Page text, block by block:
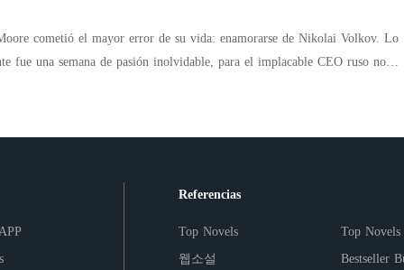
alto: su propio orgullo.
vuelve solo por el control del consorcio, sino dispuesto a reclamar el
descuidado. Aprovechando un viaje imprevisto del CEO a Fráncfort,
que derriba la última pizca de resistencia moral de Alana,
hijo que crece en su vientre puede ser el heredero legítimo de su esposo...
cometió el mayor error de su vida: enamorarse de Nikolai Volkov. Lo
fue una semana de pasión inolvidable, para el implacable CEO ruso no
local, su mundo de hielo se resquebraja al cruzarse con una niña de cuatro
niña con su misma mirada desafiante y sus inconfundibles ojos azul hielo.
le ocultó a su heredera por puro egoísmo, Nikolai desata su furia. Con el
ejército de abogados, le da un ultimátum despiadado: o se mudan a su
Referencias
Top Novels
Top Novels
웹소설
Bestseller